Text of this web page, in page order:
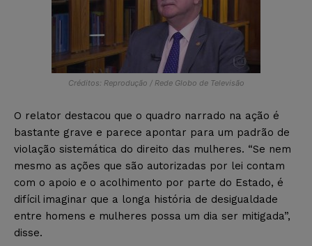
Créditos: Reprodução / Rede Globo de Televisão
O relator destacou que o quadro narrado na ação é
bastante grave e parece apontar para um padrão de
violação sistemática do direito das mulheres. “Se nem
mesmo as ações que são autorizadas por lei contam
com o apoio e o acolhimento por parte do Estado, é
difícil imaginar que a longa história de desigualdade
entre homens e mulheres possa um dia ser mitigada”,
disse.